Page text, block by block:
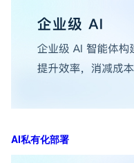
AI私有化部署